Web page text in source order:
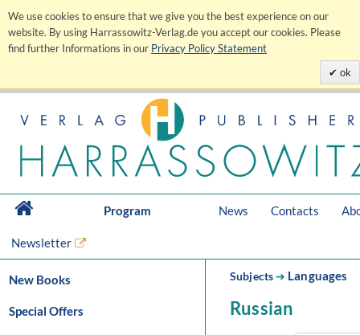
We use cookies to ensure that we give you the best experience on our
website. By using Harrassowitz-Verlag.de you accept our cookies. Please
find further Informations in our Privacy Policy Statement
ok
Program News Contacts
Newsletter
New Books
Special Offers
Subjects➔ Languages
Russian